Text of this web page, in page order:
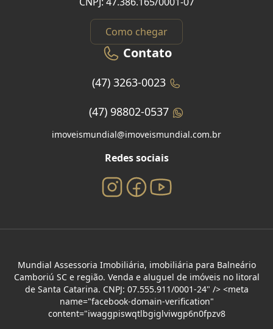
Como chegar
Contato
(47) 3263-0023
(47) 98802-0537
imoveismundial@imoveismundial.com.br
Redes sociais
Mundial Assessoria Imobiliária, imobiliária para Balneário
Camboriú SC e região. Venda e aluguel de imóveis no litoral
de Santa Catarina. CNPJ: 07.555.911/0001-24" /> <meta
name="facebook-domain-verification"
content="iwaggpiswqtlbgiglviwgp6n0fpzv8